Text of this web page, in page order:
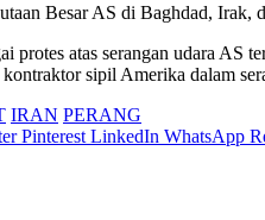
Besar AS di Baghdad, Irak,
protes atas serangan udara AS
kontraktor sipil Amerika dalam
IRAN PERANG
Pinterest LinkedIn WhatsApp